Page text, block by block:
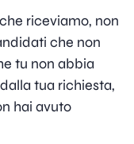
riceviamo, non
che non
tu non abbia
tua richiesta,
hai avuto